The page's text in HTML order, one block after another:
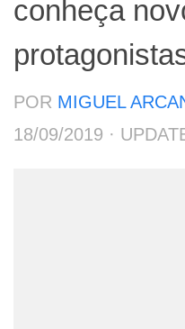
conheça
POR MIGUEL
18/09/2019 ·